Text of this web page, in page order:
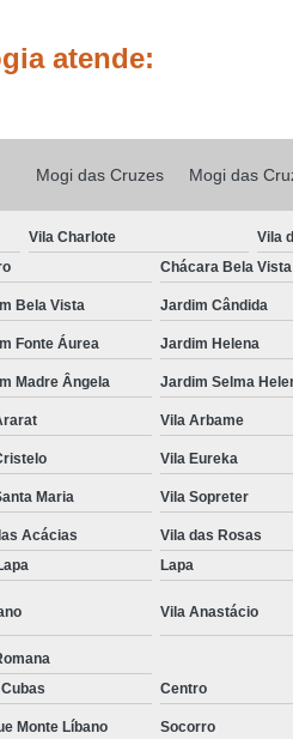
Tratamento
Tricologista
atende:
Mogi das Cruzes Mogi das
Vila Charlote Vila
Chácara Bela Vista
Bela Vista Jardim Cândida
Fonte Áurea Jardim Helena
Madre Ângela Jardim Selma
Vila Arbame
Vila Eureka
Maria Vila Sopreter
Acácias Vila das Rosas
Lapa
Vila Anastácio
Centro
Monte Líbano Socorro